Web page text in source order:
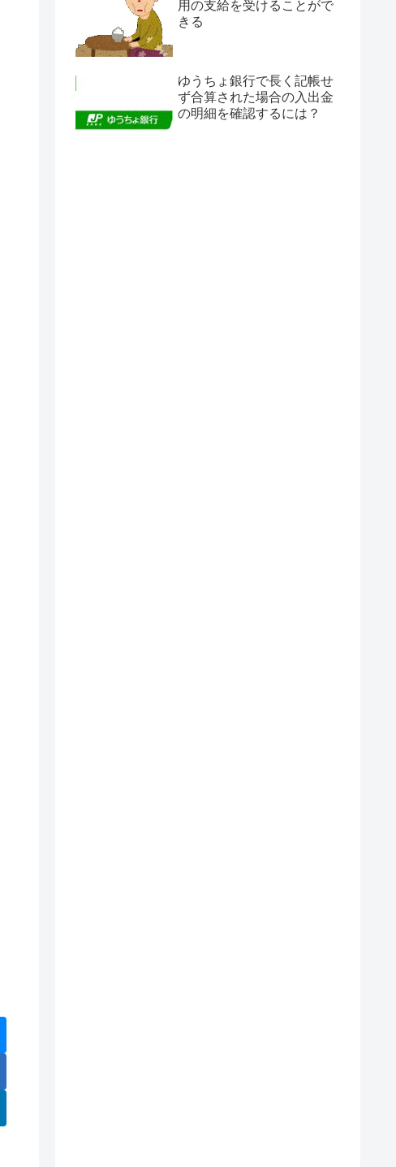
用の支給を受けることがで
きる
ゆうちょ銀行で長く記帳せ
ず合算された場合の入出金
の明細を確認するには？